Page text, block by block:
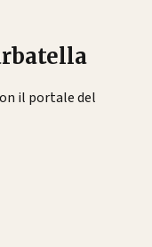
il portale del